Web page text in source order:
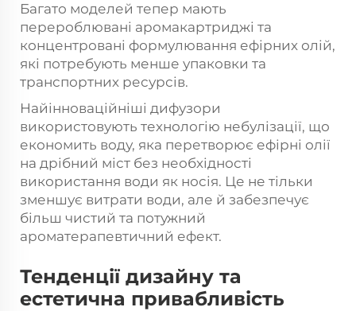
Багато моделей тепер мають
перероблювані аромакартриджі та
концентровані формулювання ефірних олій,
які потребують менше упаковки та
транспортних ресурсів.
Найінноваційніші дифузори
використовують технологію небулізації, що
економить воду, яка перетворює ефірні олії
на дрібний міст без необхідності
використання води як носія. Це не тільки
зменшує витрати води, але й забезпечує
більш чистий та потужний
ароматерапевтичний ефект.
Тенденції дизайну та
естетична привабливість